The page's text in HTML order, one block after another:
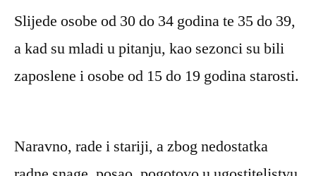
Slijede osobe od 30 do 34 godina te 35 do 39,
a kad su mladi u pitanju, kao sezonci su bili
zaposlene i osobe od 15 do 19 godina starosti.
Naravno, rade i stariji, a zbog nedostatka